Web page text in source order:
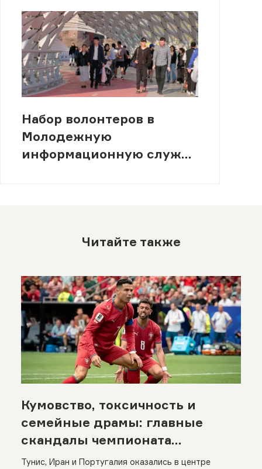
Набор волонтеров в
Молодежную
информационную службу
Читайте также
Кумовство, токсичность и
семейные драмы: главные
скандалы чемпионата
мира-2026
Тунис, Иран и Португалия оказались в центре